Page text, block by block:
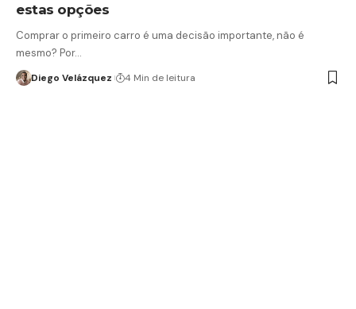
estas opções
Comprar o primeiro carro é uma decisão importante, não é
mesmo? Por…
Diego Velázquez 4 Min de leitura